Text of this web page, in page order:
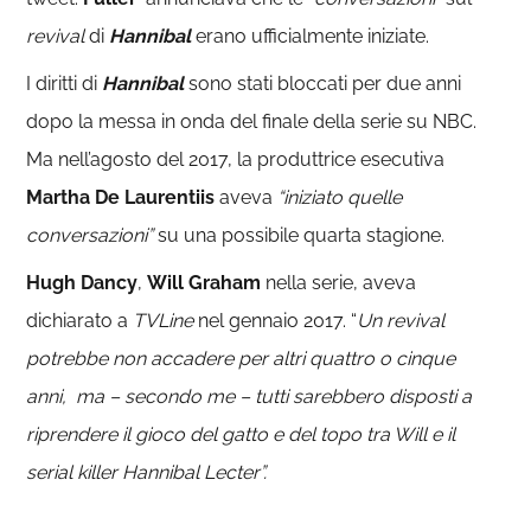
revivaldi Hannibalerano ufficialmente iniziate.
I diritti di Hannibalsono stati bloccati per due anni
dopo la messa in onda del finale della serie su NBC.
Ma nell’agosto del 2017, la produttrice esecutiva
Martha De Laurentiis aveva “iniziato quelle
conversazioni”su una possibile quarta stagione.
Hugh Dancy,Will Graham nella serie, aveva
dichiarato a TVLinenel gennaio 2017. “Un revival
potrebbe non accadere per altri quattro o cinque
anni, ma – secondo me – tutti sarebbero disposti a
riprendere il gioco del gatto e del topo tra Will e il
serial killer Hannibal Lecter”.